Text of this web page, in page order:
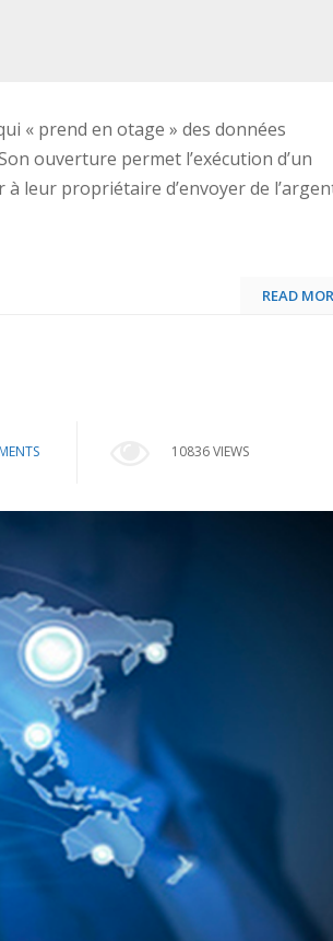
« prend en otage » des données
ouverture permet l’exécution d’un
leur propriétaire d’envoyer de
READ
10836 VIEWS